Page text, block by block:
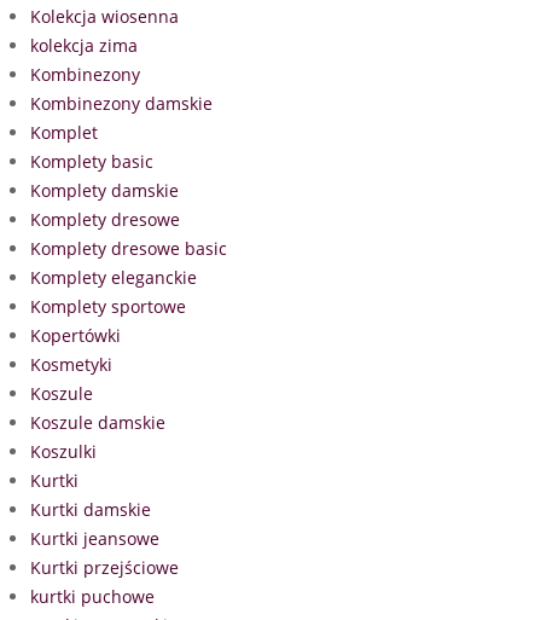
Kolekcja wiosenna
kolekcja zima
Kombinezony
Kombinezony damskie
Komplet
Komplety basic
Komplety damskie
Komplety dresowe
Komplety dresowe basic
Komplety eleganckie
Komplety sportowe
Kopertówki
Kosmetyki
Koszule
Koszule damskie
Koszulki
Kurtki
Kurtki damskie
Kurtki jeansowe
Kurtki przejściowe
kurtki puchowe